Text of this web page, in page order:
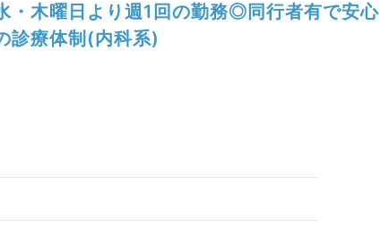
・木曜日より週1回の勤務◎同行者有で安心
診療体制(内科系)